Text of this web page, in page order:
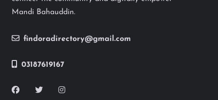
Mandi Bahauddin.
findoradirectory@gmail.com
03187619167